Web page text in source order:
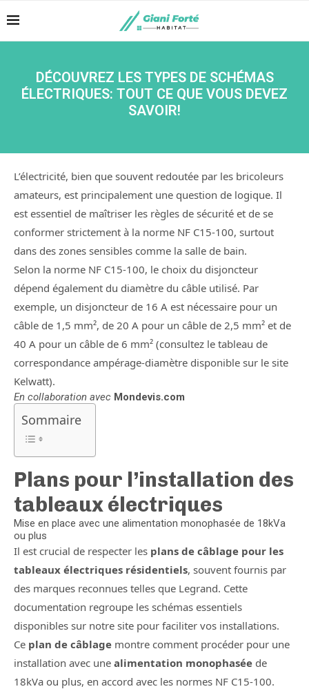
DÉCOUVREZ LES TYPES DE SCHÉMAS
ÉLECTRIQUES: TOUT CE QUE VOUS DEVEZ
SAVOIR!
L’électricité, bien que souvent redoutée par les bricoleurs
amateurs, est principalement une question de logique. Il
est essentiel de maîtriser les règles de sécurité et de se
conformer strictement à la norme NF C15-100, surtout
dans des zones sensibles comme la salle de bain.
Selon la norme NF C15-100, le choix du disjoncteur
dépend également du diamètre du câble utilisé. Par
exemple, un disjoncteur de 16 A est nécessaire pour un
câble de 1,5 mm², de 20 A pour un câble de 2,5 mm² et de
40 A pour un câble de 6 mm² (consultez le tableau de
correspondance ampérage-diamètre disponible sur le site
Kelwatt).
En collaboration avec Mondevis.com
Sommaire
Plans pour l’installation des
tableaux électriques
Mise en place avec une alimentation monophasée de 18kVa
ou plus
Il est crucial de respecter les plans de câblage pour les
tableaux électriques résidentiels, souvent fournis par
des marques reconnues telles que Legrand. Cette
documentation regroupe les schémas essentiels
disponibles sur notre site pour faciliter vos installations.
Ce plan de câblage montre comment procéder pour une
installation avec une alimentation monophasée de
18kVa ou plus, en accord avec les normes NF C15-100.